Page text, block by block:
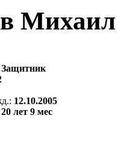
Михаил
Защитник
12.10.2005
20 лет 9 мес